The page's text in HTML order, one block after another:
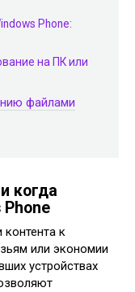
Phone:
на ПК или
файлами
когда
Phone
к
или экономии
устройствах